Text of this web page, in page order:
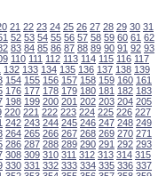
21 22 23 24 25 26 27 28 29 30 31
52 53 54 55 56 57 58 59 60 61 62
83 84 85 86 87 88 89 90 91 92 93
110 111 112 113 114 115 116 117
132 133 134 135 136 137 138 139
154 155 156 157 158 159 160 161
176 177 178 179 180 181 182 183
198 199 200 201 202 203 204 205
220 221 222 223 224 225 226 227
242 243 244 245 246 247 248 249
264 265 266 267 268 269 270 271
286 287 288 289 290 291 292 293
308 309 310 311 312 313 314 315
330 331 332 333 334 335 336 337